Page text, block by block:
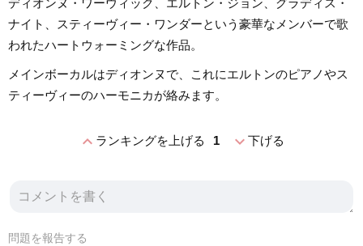
ディオンヌ・ワーウィック、エルトン・ジョン、グラディス・
ナイト、スティーヴィー・ワンダーという豪華なメンバーで歌
われたハートウォーミングな作品。
メインボーカルはディオンヌで、これにエルトンのピアノやス
ティーヴィーのハーモニカが絡みます。
expand_lessランキングを上げる 1 expand_more下げる
問題を報告する